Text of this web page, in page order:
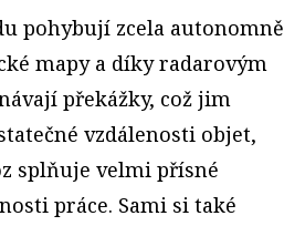
pohybují zcela autonomně
mapy a díky radarovým
překážky, což jim
vzdálenosti objet,
splňuje velmi přísné
práce. Sami si také